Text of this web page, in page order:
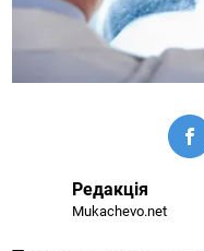
Редакція
Mukachevo.net